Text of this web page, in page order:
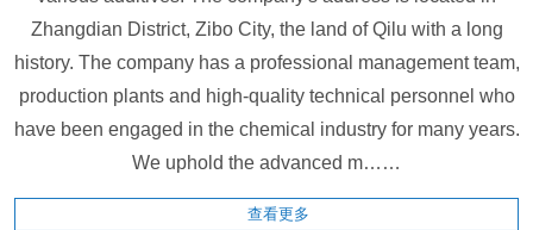
Zhangdian District, Zibo City, the land of Qilu with a long
history. The company has a professional management team,
production plants and high-quality technical personnel who
have been engaged in the chemical industry for many years.
We uphold the advanced m……
查看更多